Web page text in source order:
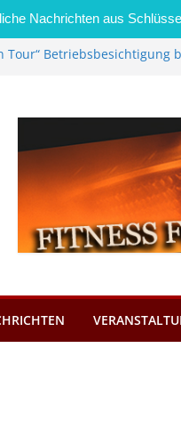
Nachrichten aus
Tour“ Betriebsbesichtigung
bietet Online-
an
im Wert von 600 Euro